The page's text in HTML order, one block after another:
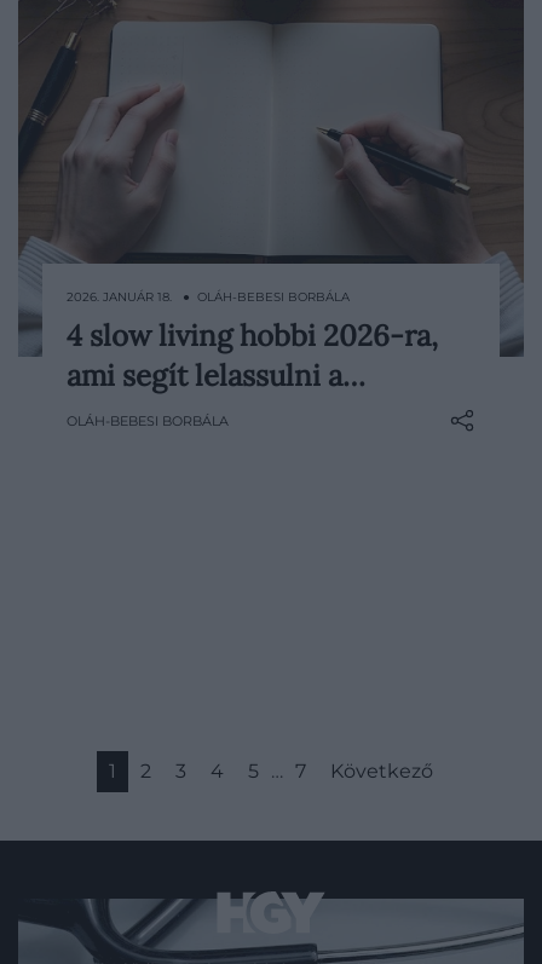
A slow living olyan szemlélet, amely arra
ösztönöz, hogy tudatosan lassabb ritmust
válasszunk a mindennapokban: kevesebb
2026. JANUÁR 18. ● OLÁH-BEBESI BORBÁLA
4 slow living hobbi 2026-ra,
ami segít lelassulni a…
OLÁH-BEBESI BORBÁLA
1 2 3 4 5 … 7 Következő